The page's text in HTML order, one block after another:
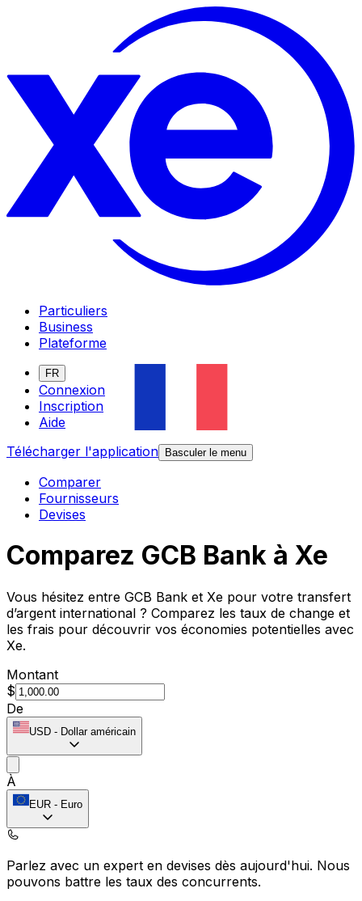
Particuliers
Business
Plateforme
FR
Connexion
Inscription
Aide
Télécharger l'application
Basculer le menu
Comparer
Fournisseurs
Devises
Comparez GCB Bank à Xe
Vous hésitez entre GCB Bank et Xe pour votre transfert
d’argent international ? Comparez les taux de change et
les frais pour découvrir vos économies potentielles avec
Xe.
Montant
$
De
USD - Dollar américain
À
EUR - Euro
Parlez avec un expert en devises dès aujourd'hui. Nous
pouvons battre les taux des concurrents.